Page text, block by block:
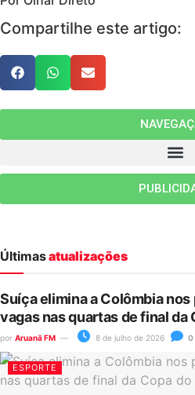
Compartilhe este artigo:
Últimasatualizações
Suíça elimina a Colômbia
vagas nas quartas de final da
por Aruanã FM 8 de julho de 2026 0
ESPORTE